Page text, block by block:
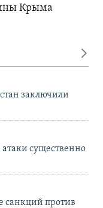
Крыма
заключили
атаки существенно
санкций против